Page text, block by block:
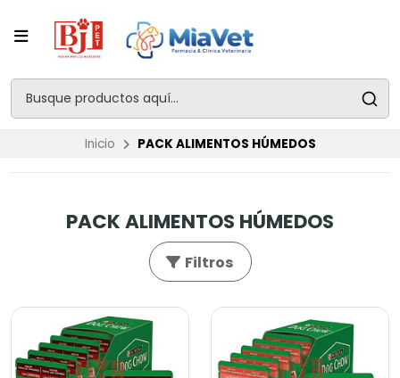
Inicio PACK ALIMENTOS HÚMEDOS
PACK ALIMENTOS HÚMEDOS
Filtros